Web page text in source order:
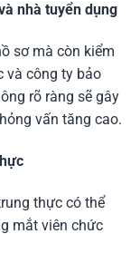
nhà tuyển dụng
sơ mà còn kiểm
và công ty bảo
rõ ràng sẽ gây
vấn tăng cao.
thực có thể
mắt viên chức